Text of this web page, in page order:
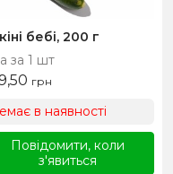
бебі, 200 г
за 1 шт
грн
в наявності
Повідомити, коли
з'явиться